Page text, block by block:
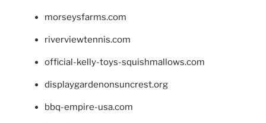
morseysfarms.com
riverviewtennis.com
official-kelly-toys-squishmallows.com
displaygardenonsuncrest.org
bbq-empire-usa.com